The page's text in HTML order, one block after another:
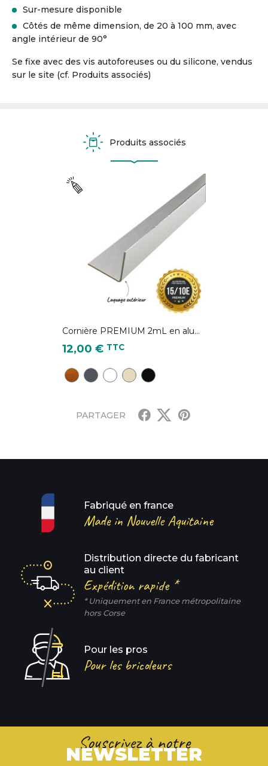
Sur-mesure disponible
Côtés de même dimension, de 20 à 100 mm, avec
angle intérieur de 90°
Se fixe avec des vis autoforeuses ou du silicone, vendus
sur le site (cf. Produits associés)
Produits associés
Cornière PREMIUM 2mL en alu...
Prix
12,00 € TTC
CD28 - Chêne Doré
Gris Anthracite - RAL 7016
Blanc pur - RAL 9010
Ivoire clair - RAL 1015
Noir foncé - RAL 9005
PARTAGER
Fabriqué en france
Made in Nouvelle Aquitaine
Distribution directe du fabricant
au client
Expédition rapide *
* Uniquement en France métropolitaine
hors Corse
Pour les pros
Pour les bricoleurs
Souscrivez à notre
NEWSLETTER